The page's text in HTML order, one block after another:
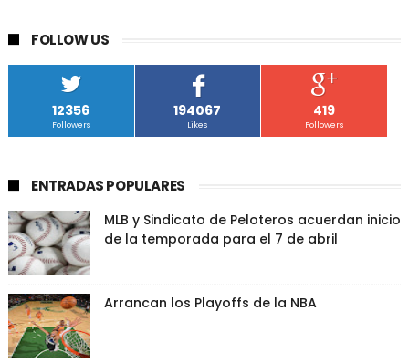
FOLLOW US
12356
Followers
194067
Likes
419
Followers
ENTRADAS POPULARES
MLB y Sindicato de Peloteros acuerdan inicio
de la temporada para el 7 de abril
Arrancan los Playoffs de la NBA